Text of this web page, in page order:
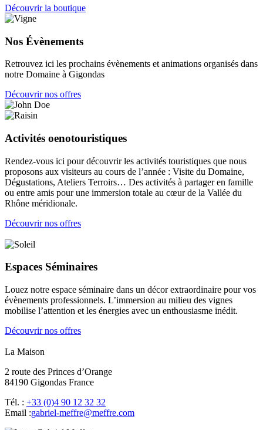
Découvrir la boutique
Nos Évènements
Retrouvez ici les prochains évènements et animations organisés dans
notre Domaine à Gigondas
Découvrir nos offres
Activités oenotouristiques
Rendez-vous ici pour découvrir les activités touristiques que nous
proposons aux visiteurs au cours de l’année : Visite du Domaine,
Dégustations, Ateliers Terroirs… Des activités à partager en famille
ou entre amis pour une immersion totale au cœur de la Vallée du
Rhône méridionale.
Découvrir nos offres
Espaces Séminaires
Louez notre espace séminaire dans un décor extraordinaire pour vos
évènements professionnels. L’immersion au milieu des vignes
mobilise l’attention et les énergies avec un enthousiasme inédit.
Découvrir nos offres
La Maison
2 route des Princes d’Orange
84190 Gigondas France
Tél. : +33 (0)4 90 12 32 32
Email :moc.erffem@erffem-leirbag